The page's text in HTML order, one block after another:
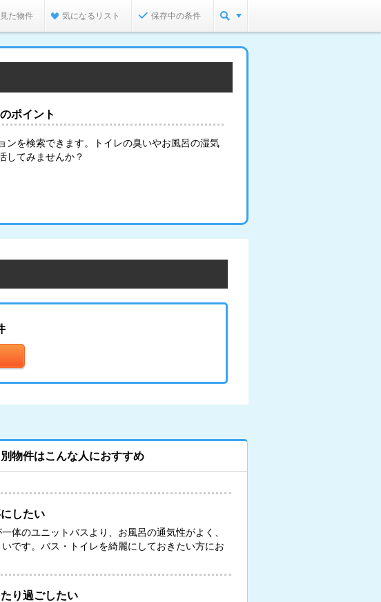
た物件 気になるリスト 保存中の条件
ポイント
ンを検索できます。トイレの臭いやお風呂の湿気
してみませんか？
物件はこんな人におすすめ
したい
体のユニットバスより、お風呂の通気性がよく、
です。バス・トイレを綺麗にしておきたい方にお
り過ごしたい